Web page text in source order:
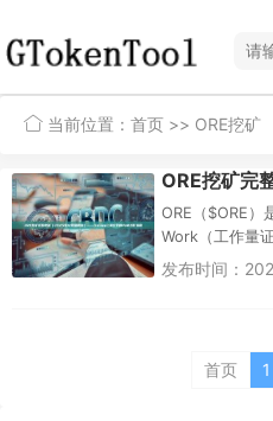
当前位置： 首页 >> ORE挖矿
ORE（$ORE
Work（工作量
比特币”。它由
发布时间：
首页 1